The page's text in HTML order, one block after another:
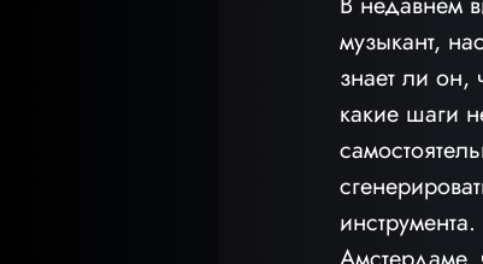
музыкант,
знает ли он,
какие шаги